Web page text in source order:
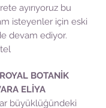
ayırıyoruz bu
isteyenler için eski
devam ediyor.
BOTANİK
ELİYA
büyüklüğündeki